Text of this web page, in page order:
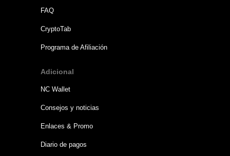
FAQ
CryptoTab
Programa de Afiliación
Adicional
NC Wallet
Consejos y noticias
Enlaces & Promo
Diario de pagos